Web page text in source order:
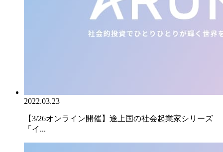
2022.03.23
【3/26オンライン開催】途上国の社会起業家シリーズ
「イ...